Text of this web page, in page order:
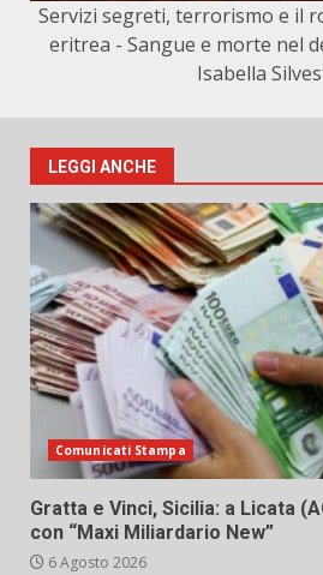
Servizi segreti, terrorismo e il
eritrea - Sangue e morte nel
Isabella
LEGGI ANCHE
Comunicati Stampa
Gratta e Vinci, Sicilia: a Licata
con “Maxi Miliardario New”
6 Agosto 2026